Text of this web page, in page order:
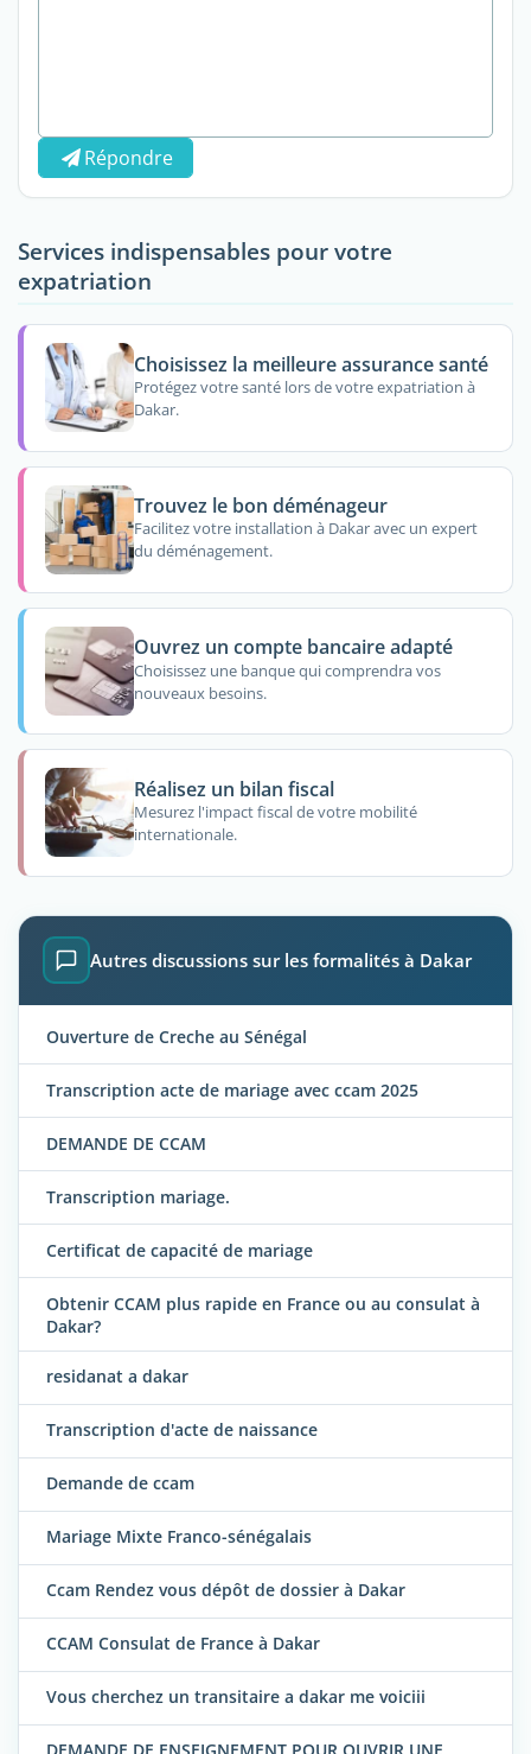
Répondre
Services indispensables pour votre
expatriation
Choisissez la meilleure assurance santé
Protégez votre santé lors de votre expatriation à
Dakar.
Trouvez le bon déménageur
Facilitez votre installation à Dakar avec un expert
du déménagement.
Ouvrez un compte bancaire adapté
Choisissez une banque qui comprendra vos
nouveaux besoins.
Réalisez un bilan fiscal
Mesurez l'impact fiscal de votre mobilité
internationale.
Autres discussions sur les formalités à Dakar
Ouverture de Creche au Sénégal
Transcription acte de mariage avec ccam 2025
DEMANDE DE CCAM
Transcription mariage.
Certificat de capacité de mariage
Obtenir CCAM plus rapide en France ou au consulat à
Dakar?
residanat a dakar
Transcription d'acte de naissance
Demande de ccam
Mariage Mixte Franco-sénégalais
Ccam Rendez vous dépôt de dossier à Dakar
CCAM Consulat de France à Dakar
Vous cherchez un transitaire a dakar me voiciii